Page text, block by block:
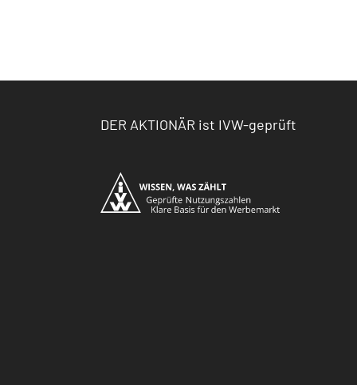
DER AKTIONÄR ist IVW-geprüft